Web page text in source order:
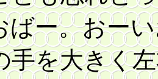
ばー。おー
手を大きく